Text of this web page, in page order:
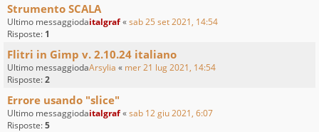
Strumento SCALA
Ultimo messaggiodaitalgraf«sab 25 set 2021, 14:54
Risposte: 1
Flitri in Gimp v. 2.10.24 italiano
Ultimo messaggiodaArsylia « mer 21 lug 2021, 14:54
Risposte:2
Errore usando "slice"
Ultimo messaggiodaitalgraf«sab 12 giu 2021, 6:07
Risposte:5